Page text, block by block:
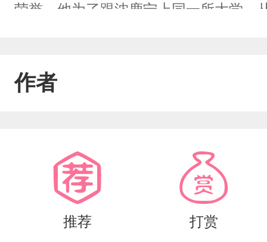
荣誉。他为了跟沈鹿宁上同一所大学，
他不知道的是——沈鹿宁的日记本里，
有一天，顾深在沈鹿宁的课桌里看到
傻。”“废话，我比你早。”
作者
推荐 打赏